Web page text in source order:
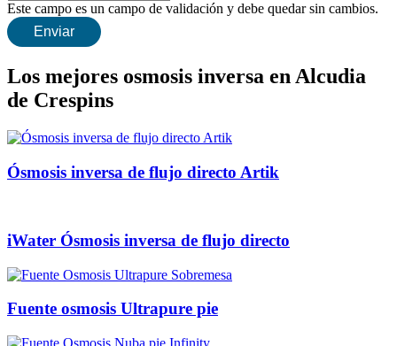
Este campo es un campo de validación y debe quedar sin cambios.
Los mejores osmosis inversa en Alcudia
de Crespins
Ósmosis inversa de flujo directo Artik
iWater Ósmosis inversa de flujo directo
Fuente osmosis Ultrapure pie